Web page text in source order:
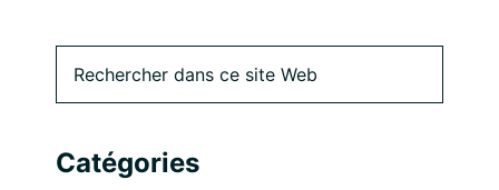
Barre
latérale
principale
dans
Web
Catégories